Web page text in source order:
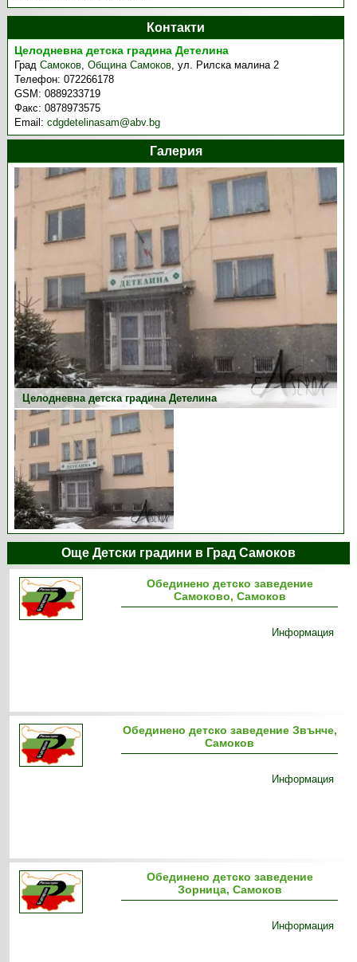
Контакти
Целодневна детска градина Детелина
ГрадСамоков,Община Самоков,ул. Рилска малина 2
Телефон:072266178
GSM:0889233719
Факс:0878973575
Email:cdgdetelinasam@abv.bg
Галерия
Целодневна детска градина Детелина
Още Детски градини в Град Самоков
Обединено детско заведение
Самоково, Самоков
Информация
Обединено детско заведение Звънче,
Самоков
Информация
Обединено детско заведение
Зорница, Самоков
Информация